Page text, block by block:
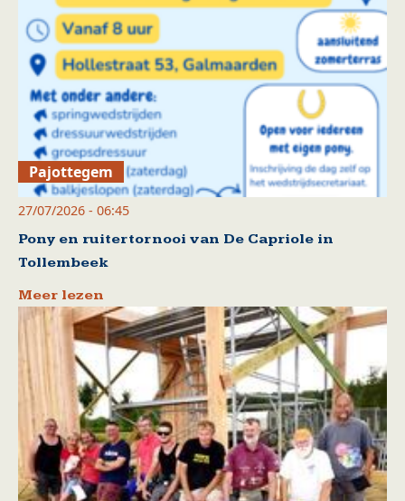
Pajottegem
27/07/2026 - 06:45
Pony en ruitertornooi van De Capriole in
Tollembeek
Meer lezen